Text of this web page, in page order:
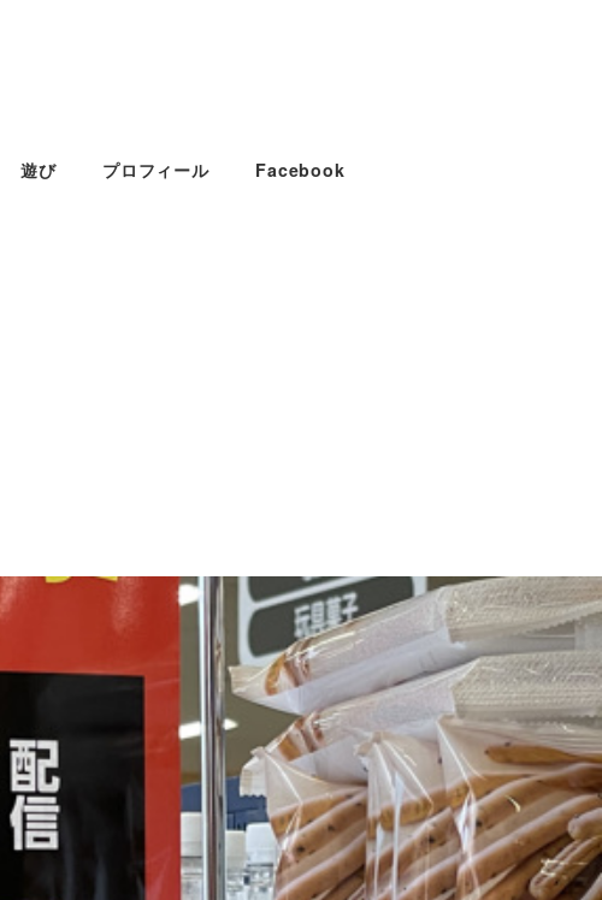
遊び プロフィール Facebook